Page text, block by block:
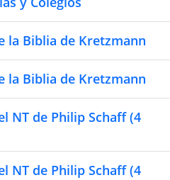
la Biblia de Kretzmann
la Biblia de Kretzmann
NT de Philip Schaff (4
NT de Philip Schaff (4